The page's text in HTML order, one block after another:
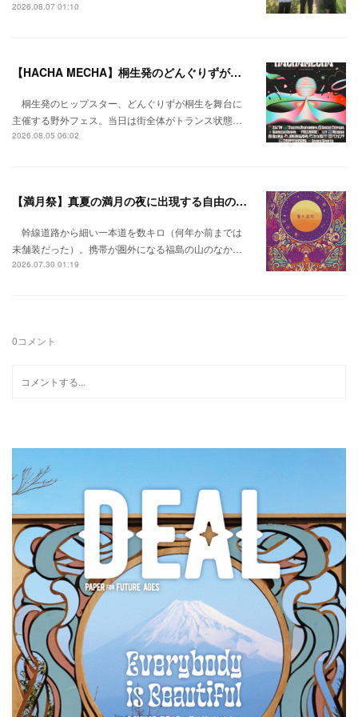
2026.08.07 01:10
【HACHA MECHA】桐生発のどんぐりずが桐生をハチャメチャに彩る。
桐生発のヒップスター、どんぐりずが桐生を舞台に
主催する野外フェス。当日は街全体がトランス状態…
2026.08.05 06:02
【満月祭】真夏の満月の夜に出現する自由の桃源郷。
幹線道路から細い一本道を数キロ（何年か前までは
未舗装だった）。携帯が圏外になる福島の山のなか…
2026.07.30 01:19
0コメント